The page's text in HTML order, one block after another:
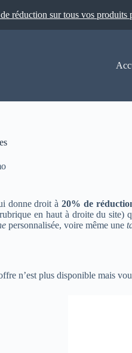
réduction sur tous vos produits
donne droit à20% de
en haut à droite du site)
personnalisée, voire même une
n’est plus disponible mais